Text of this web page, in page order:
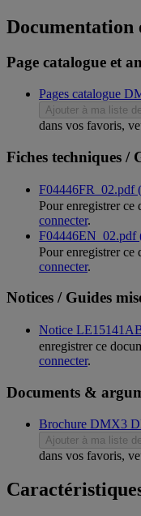
Documentation
Page catalogue et
Pages catalogue
Ajouter à ma liste
dans vos favoris,
Fiches techniques /
F04446FR_02.pdf
Pour enregistrer ce
connecter.
F04446EN_02.pdf
Pour enregistrer ce
connecter.
Notices / Guides
Notice
enregistrer ce
connecter.
Documents &
Brochure DMX3
Ajouter à ma liste
dans vos favoris,